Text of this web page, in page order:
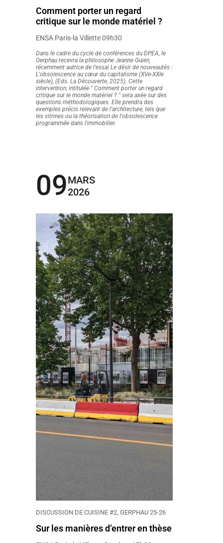
Comment porter un regard
critique sur le monde matériel ?
ENSA Paris-la Villette 09h30
Dans le cadre du cycle de conférences du DPEA, le
Gerphau recevra la philosophe Jeanne Guien,
récemment autrice de l'essai Le désir de nouveautés :
L'obsolescence au cœur du capitalisme (XVe-XXIe
siècle), (Eds. La Découverte, 2025). Cette
intervention, intitulée " Comment porter un regard
critique sur le monde matériel ? " sera axée sur des
questions méthodologiques. Elle prendra des
exemples précis relevant de l'architecture, tels que
les vitrines ou la théorisation de l'obsolescence
programmée dans l'immobilier.
09MARS
2026
DISCUSSION DE CUISINE #2, GERPHAU 25-26
Sur les manières d’entrer en thèse